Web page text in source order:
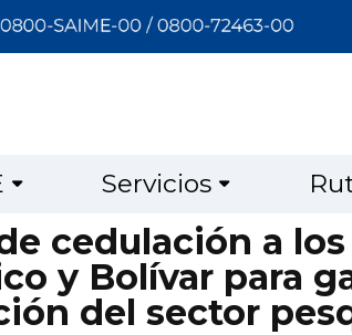
Servicios
cedulación a
y Bolívar para
del sector